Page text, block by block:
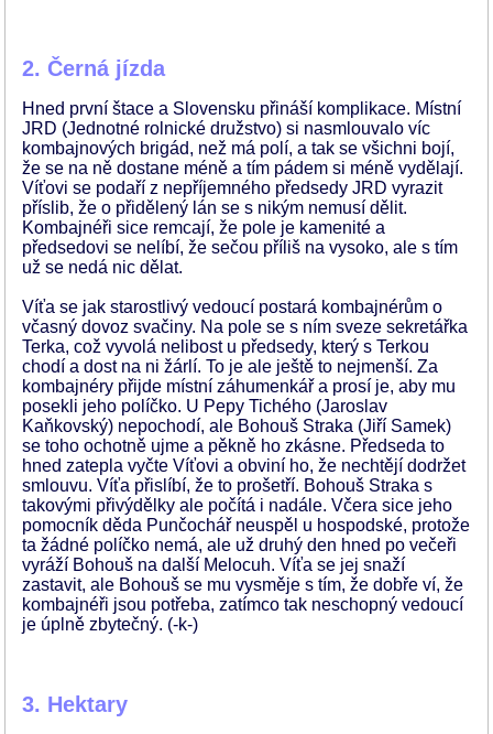
2. Černá jízda
Hned první štace a Slovensku přináší komplikace. Místní
JRD (Jednotné rolnické družstvo) si nasmlouvalo víc
kombajnových brigád, než má polí, a tak se všichni bojí,
že se na ně dostane méně a tím pádem si méně vydělají.
Víťovi se podaří z nepříjemného předsedy JRD vyrazit
příslib, že o přidělený lán se s nikým nemusí dělit.
Kombajnéři sice remcají, že pole je kamenité a
předsedovi se nelíbí, že sečou příliš na vysoko, ale s tím
už se nedá nic dělat.
Víťa se jak starostlivý vedoucí postará kombajnérům o
včasný dovoz svačiny. Na pole se s ním sveze sekretářka
Terka, což vyvolá nelibost u předsedy, který s Terkou
chodí a dost na ni žárlí. To je ale ještě to nejmenší. Za
kombajnéry přijde místní záhumenkář a prosí je, aby mu
posekli jeho políčko. U Pepy Tichého (Jaroslav
Kaňkovský) nepochodí, ale Bohouš Straka (Jiří Samek)
se toho ochotně ujme a pěkně ho zkásne. Předseda to
hned zatepla vyčte Víťovi a obviní ho, že nechtějí dodržet
smlouvu. Víťa přislíbí, že to prošetří. Bohouš Straka s
takovými přivýdělky ale počítá i nadále. Včera sice jeho
pomocník děda Punčochář neuspěl u hospodské, protože
ta žádné políčko nemá, ale už druhý den hned po večeři
vyráží Bohouš na další Melocuh. Víťa se jej snaží
zastavit, ale Bohouš se mu vysměje s tím, že dobře ví, že
kombajnéři jsou potřeba, zatímco tak neschopný vedoucí
je úplně zbytečný. (-k-)
3. Hektary